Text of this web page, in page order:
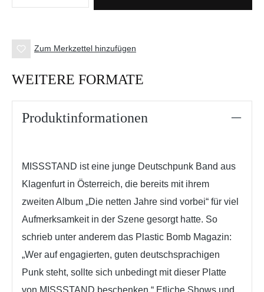
Zum Merkzettel hinzufügen
WEITERE FORMATE
Produktinformationen
MISSSTAND ist eine junge Deutschpunk Band aus
Klagenfurt in Österreich, die bereits mit ihrem
zweiten Album „Die netten Jahre sind vorbei“ für viel
Aufmerksamkeit in der Szene gesorgt hatte. So
schrieb unter anderem das Plastic Bomb Magazin:
„Wer auf engagierten, guten deutschsprachigen
Punk steht, sollte sich unbedingt mit dieser Platte
von MISSSTAND beschenken.“ Etliche Shows und